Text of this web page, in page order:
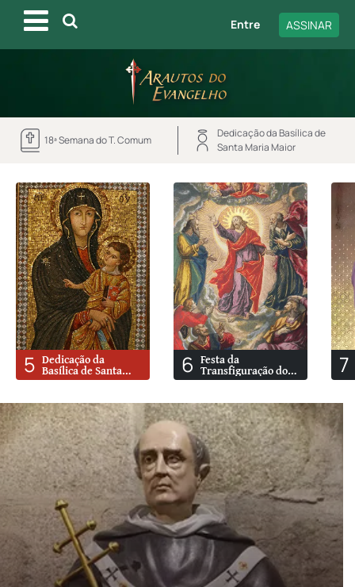
Entre ASSINAR
18ª Semana do T. Comum
Dedicação da Basílica de
Santa Maria Maior
5 Dedicação da
Basílica de Santa
Maria Maior
6 Festa da
Transfiguração do
Senhor No Monte
7